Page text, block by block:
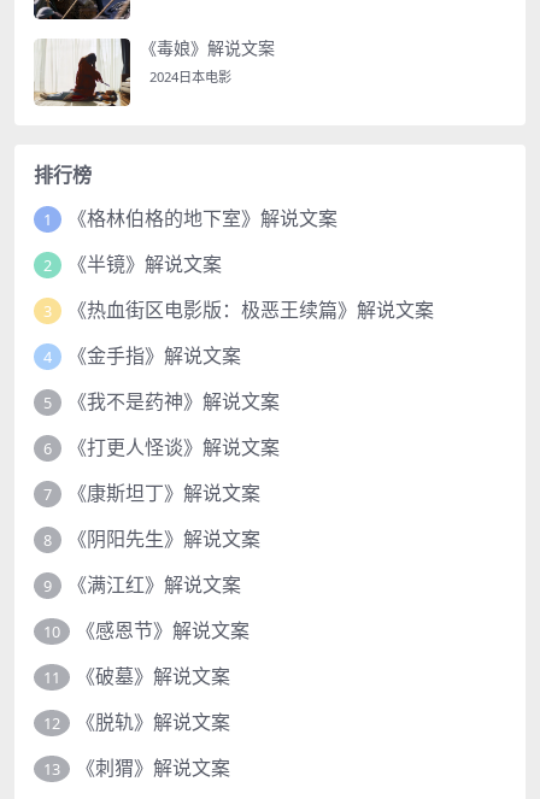
《毒娘》解说文案
2024日本电影
排行榜
1 《格林伯格的地下室》解说文案
2 《半镜》解说文案
3 《热血街区电影版：极恶王续篇》解说文案
4 《金手指》解说文案
5 《我不是药神》解说文案
6 《打更人怪谈》解说文案
7 《康斯坦丁》解说文案
8 《阴阳先生》解说文案
9 《满江红》解说文案
10 《感恩节》解说文案
11 《破墓》解说文案
12 《脱轨》解说文案
13 《刺猬》解说文案